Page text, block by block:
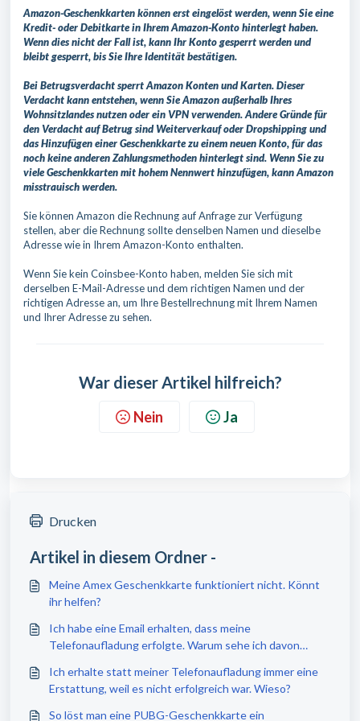
Amazon-Geschenkkarten können erst eingelöst werden, wenn Sie eine
Kredit- oder Debitkarte in Ihrem Amazon-Konto hinterlegt haben.
Wenn dies nicht der Fall ist, kann Ihr Konto gesperrt werden und
bleibt gesperrt, bis Sie Ihre Identität bestätigen.
Bei Betrugsverdacht sperrt Amazon Konten und Karten. Dieser
Verdacht kann entstehen, wenn Sie Amazon außerhalb Ihres
Wohnsitzlandes nutzen oder ein VPN verwenden. Andere Gründe für
den Verdacht auf Betrug sind Weiterverkauf oder Dropshipping und
das Hinzufügen einer Geschenkkarte zu einem neuen Konto, für das
noch keine anderen Zahlungsmethoden hinterlegt sind. Wenn Sie zu
viele Geschenkkarten mit hohem Nennwert hinzufügen, kann Amazon
misstrauisch werden.
Sie können Amazon die Rechnung auf Anfrage zur Verfügung
stellen, aber die Rechnung sollte denselben Namen und dieselbe
Adresse wie in Ihrem Amazon-Konto enthalten.
Wenn Sie kein Coinsbee-Konto haben, melden Sie sich mit
derselben E-Mail-Adresse und dem richtigen Namen und der
richtigen Adresse an, um Ihre Bestellrechnung mit Ihrem Namen
und Ihrer Adresse zu sehen.
War dieser Artikel hilfreich?
Nein Ja
Drucken
Artikel in diesem Ordner -
Meine Amex Geschenkkarte funktioniert nicht. Könnt
ihr helfen?
Ich habe eine Email erhalten, dass meine
Telefonaufladung erfolgte. Warum sehe ich davon
Ich erhalte statt meiner Telefonaufladung immer eine
Erstattung, weil es nicht erfolgreich war. Wieso?
So löst man eine PUBG-Geschenkkarte ein